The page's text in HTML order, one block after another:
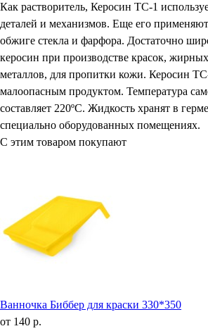
Как растворитель, Керосин ТС-1
деталей и механизмов. Еще его
обжиге стекла и фарфора. Достаточно
керосин при производстве красок,
металлов, для пропитки кожи. Керосин
малоопасным продуктом. Температура
составляет 220ºС. Жидкость хранят в
специально оборудованных помещениях.
С этим товаром покупают
Ванночка Биббер для краски 330*350
от 140 р.